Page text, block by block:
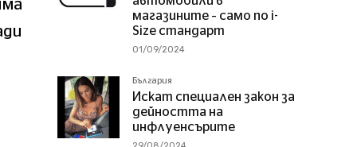
магазините – само по i-
Size стандарт
01/09/2024
България
Искат специален закон за
дейността на
инфлуенсърите